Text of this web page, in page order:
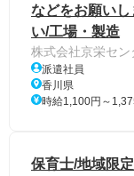
などをお願い
い/工場・製造
株式会社京栄セン
派遣社員
香川県
時給1,100円～
保育士/地域限